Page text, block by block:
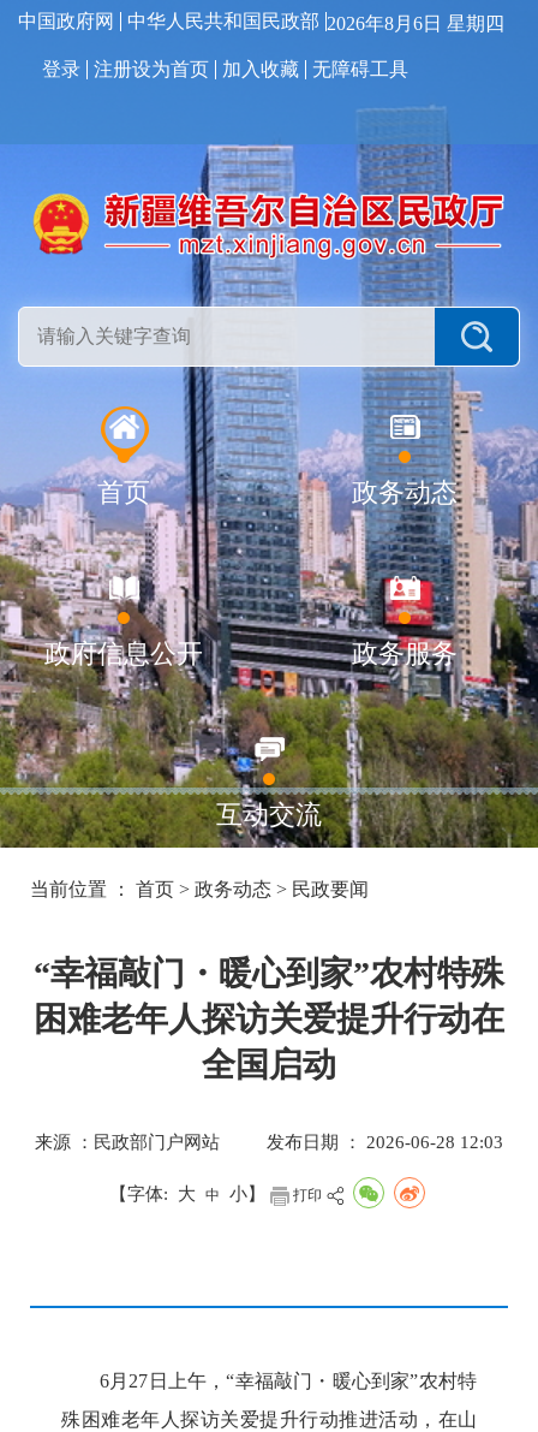
中国政府网 中华人民共和国民政部 2026年8月6日 星期四
登录 注册设为首页 加入收藏 无障碍工具
首页 政务动态
政府信息公开 政务服务
互动交流
当前位置 ： 首页 > 政务动态 > 民政要闻
“幸福敲门・暖心到家”农村特殊
困难老年人探访关爱提升行动在
全国启动
来源 ：民政部门户网站 发布日期 ： 2026-06-28 12:03
【字体: 大 中 小】 打印
6月27日上午，“幸福敲门・暖心到家”农村特
殊困难老年人探访关爱提升行动推进活动，在山